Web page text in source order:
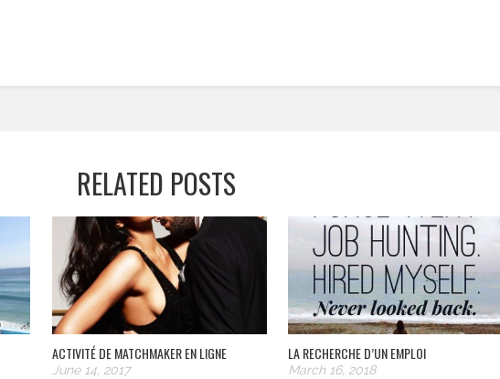
RELATED POSTS
ACTIVITÉ DE MATCHMAKER EN LIGNE
June 14, 2017
LA RECHERCHE D’UN EMPLOI
March 16, 2018